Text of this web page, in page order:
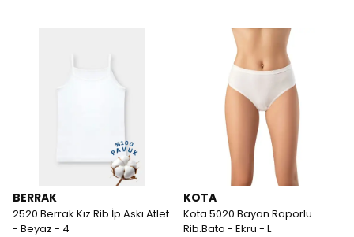
BERRAK
2520 Berrak Kız Rib.İp Askı Atlet
- Beyaz - 4
KOTA
Kota 5020 Bayan Raporlu
Rib.Bato - Ekru - L